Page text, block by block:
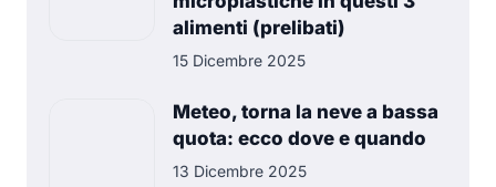
alimenti (prelibati)
15 Dicembre 2025
Meteo, torna la neve a bassa
quota: ecco dove e quando
13 Dicembre 2025